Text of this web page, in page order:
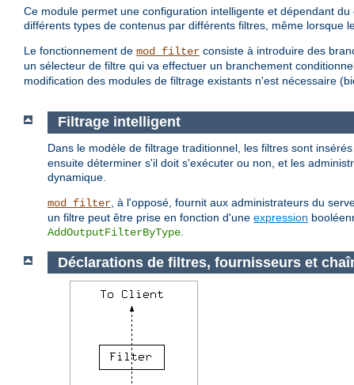
Ce module permet une configuration intelligente et dépendant
différents types de contenus par différents filtres, même lorsque
Le fonctionnement de mod_filter consiste à introduire des
un sélecteur de filtre qui va effectuer un branchement
modification des modules de filtrage existants n'est nécessaire
Filtrage intelligent
Dans le modèle de filtrage traditionnel, les filtres sont
ensuite déterminer s'il doit s'exécuter ou non, et les
dynamique.
mod_filter , à l'opposé, fournit aux administrateurs du
un filtre peut être prise en fonction d'une expression
AddOutputFilterByType
Déclarations de filtres, fournisseurs et